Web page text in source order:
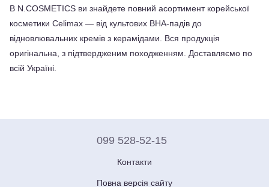
В N.COSMETICS ви знайдете повний асортимент корейської
косметики Celimax — від культових BHA-падів до
відновлювальних кремів з керамідами. Вся продукція
оригінальна, з підтвердженим походженням. Доставляємо по
всій Україні.
099 528-52-15
Контакти
Повна версія сайту